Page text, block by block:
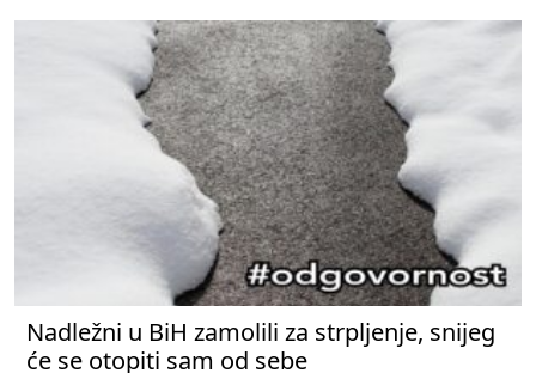
Nadležni u BiH zamolili za strpljenje, snijeg
će se otopiti sam od sebe